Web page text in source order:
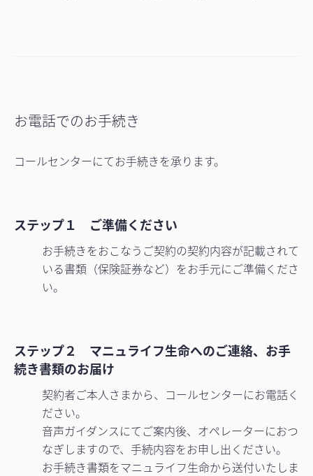
お電話でのお手続き
コールセンターにてお手続きを承ります。
ステップ１ ご準備ください
お手続きをおこなうご契約の契約内容が記載されて
いる書類（保険証券など）をお手元にご準備くださ
い。
ステップ２ マニュライフ生命へのご連絡、お手
続き書類のお届け
契約者ご本人さまから、コールセンターにお電話く
ださい。
音声ガイダンスにてご案内後、オペレーターにおつ
なぎしますので、手続内容をお申し出ください。
お手続き書類をマニュライフ生命から送付いたしま